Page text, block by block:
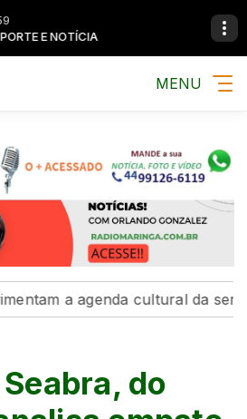
E NOTÍCIA
MENU
a agenda cultural da semana
do